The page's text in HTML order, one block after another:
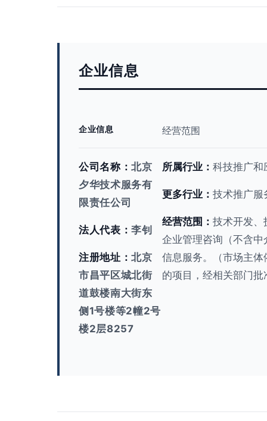
企业信息
企业信息 经营范围
公司名称：北京
夕华技术服务有
限责任公司
法人代表：李钊
注册地址：北京
市昌平区城北街
道鼓楼南大街东
侧1号楼等2幢2号
楼2层8257
所属行业： 科技推广和
更多行业： 技术推广服
经营范围： 技术开发、
企业管理咨询（不含
信息服务。（市场主
的项目，经相关部门